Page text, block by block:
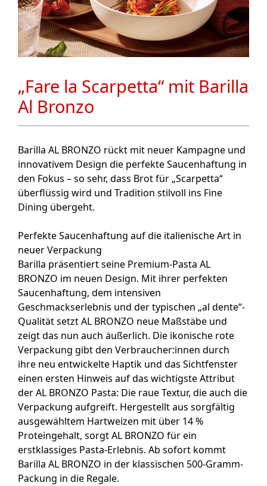
„Fare la Scarpetta“ mit Barilla
Al Bronzo
Barilla AL BRONZO rückt mit neuer Kampagne und
innovativem Design die perfekte Saucenhaftung in
den Fokus – so sehr, dass Brot für „Scarpetta“
überflüssig wird und Tradition stilvoll ins Fine
Dining übergeht.
Perfekte Saucenhaftung auf die italienische Art in
neuer Verpackung
Barilla präsentiert seine Premium-Pasta AL
BRONZO im neuen Design. Mit ihrer perfekten
Saucenhaftung, dem intensiven
Geschmackserlebnis und der typischen „al dente“-
Qualität setzt AL BRONZO neue Maßstäbe und
zeigt das nun auch äußerlich. Die ikonische rote
Verpackung gibt den Verbraucher:innen durch
ihre neu entwickelte Haptik und das Sichtfenster
einen ersten Hinweis auf das wichtigste Attribut
der AL BRONZO Pasta: Die raue Textur, die auch die
Verpackung aufgreift. Hergestellt aus sorgfältig
ausgewähltem Hartweizen mit über 14 %
Proteingehalt, sorgt AL BRONZO für ein
erstklassiges Pasta-Erlebnis. Ab sofort kommt
Barilla AL BRONZO in der klassischen 500-Gramm-
Packung in die Regale.